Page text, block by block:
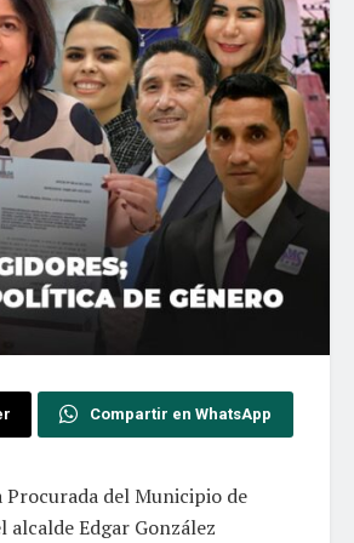
Compartir en WhatsApp
del Municipio de
Edgar González